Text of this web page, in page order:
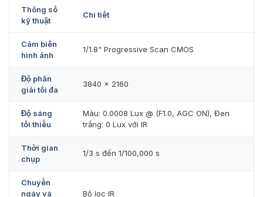
Thông số
kỹ thuật
Chi tiết
Cảm biến
hình ảnh
1/1.8" Progressive Scan CMOS
Độ phân
giải tối đa
3840 × 2160
Độ sáng
tối thiểu
Màu: 0.0008 Lux @ (F1.0, AGC ON), Đen
trắng: 0 Lux với IR
Thời gian
chụp
1/3 s đến 1/100,000 s
Chuyển
ngày và
Bộ lọc IR